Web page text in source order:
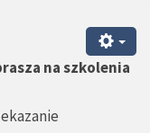
na szkolenia